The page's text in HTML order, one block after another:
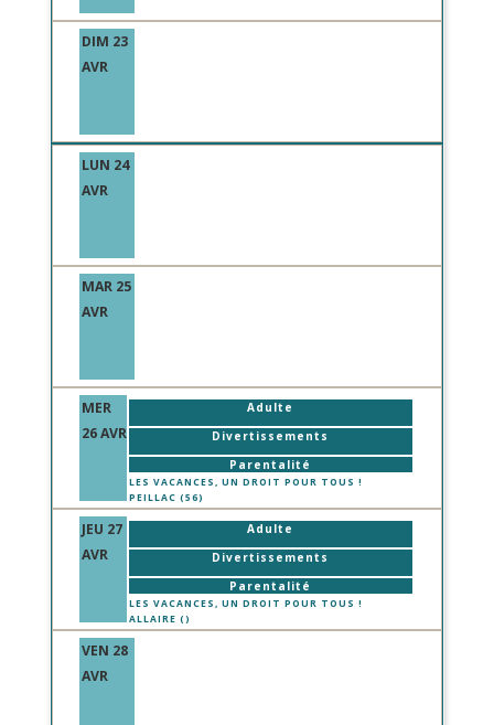
DIM 23
AVR
LUN 24
AVR
MAR 25
AVR
MER
26 AVR
Adulte
Divertissements
Parentalité
LES VACANCES, UN DROIT POUR TOUS !
PEILLAC (56)
JEU 27
AVR
Adulte
Divertissements
Parentalité
LES VACANCES, UN DROIT POUR TOUS !
ALLAIRE ()
VEN 28
AVR